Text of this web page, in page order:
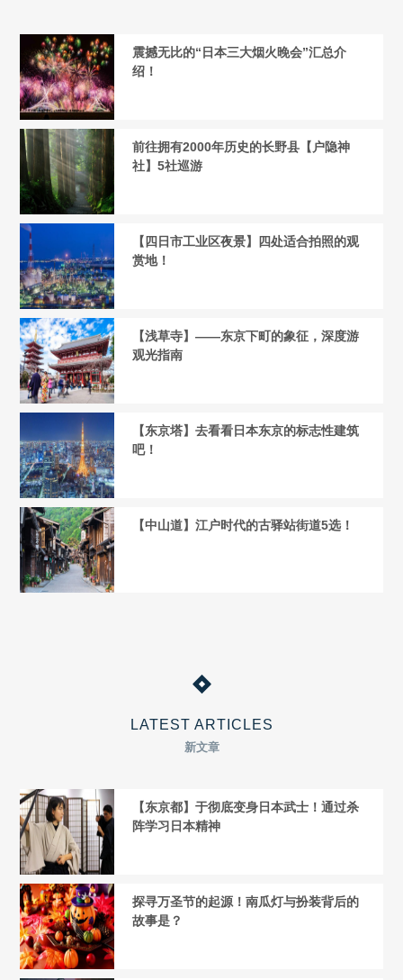
震撼无比的“日本三大烟火晚会”汇总介
绍！
前往拥有2000年历史的长野县【户隐神
社】5社巡游
【四日市工业区夜景】四处适合拍照的观
赏地！
【浅草寺】——东京下町的象征，深度游
观光指南
【东京塔】去看看日本东京的标志性建筑
吧！
【中山道】江户时代的古驿站街道5选！
LATEST ARTICLES
新文章
【东京都】于彻底变身日本武士！通过杀
阵学习日本精神
探寻万圣节的起源！南瓜灯与扮装背后的
故事是？